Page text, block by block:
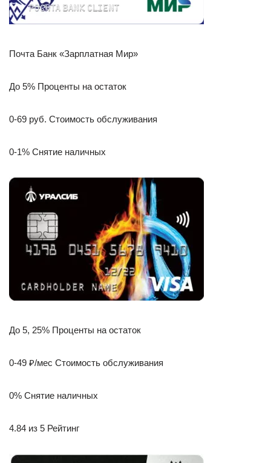
Почта Банк «Зарплатная Мир»
До 5% Проценты на остаток
0-69 руб. Стоимость обслуживания
0-1% Снятие наличных
До 5, 25% Проценты на остаток
0-49 ₽/мес Стоимость обслуживания
0% Снятие наличных
4.84 из 5 Рейтинг